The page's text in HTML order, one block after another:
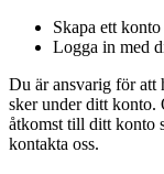
Skapa ett
Logga in med
Du är ansvarig för att
sker under ditt konto.
åtkomst till ditt konto
kontakta oss.